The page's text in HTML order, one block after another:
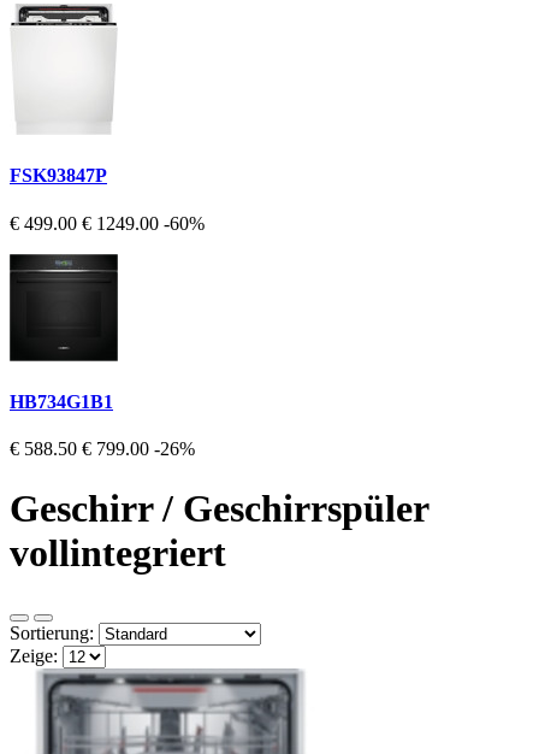
FSK93847P
€ 499.00 € 1249.00 -60%
HB734G1B1
€ 588.50 € 799.00 -26%
Geschirr / Geschirrspüler
vollintegriert
Sortierung:
Zeige: